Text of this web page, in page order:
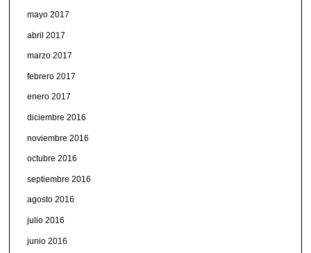
mayo 2017
abril 2017
marzo 2017
febrero 2017
enero 2017
diciembre 2016
noviembre 2016
octubre 2016
septiembre 2016
agosto 2016
julio 2016
junio 2016